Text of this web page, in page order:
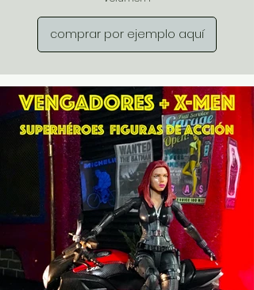
comprar por ejemplo aquí